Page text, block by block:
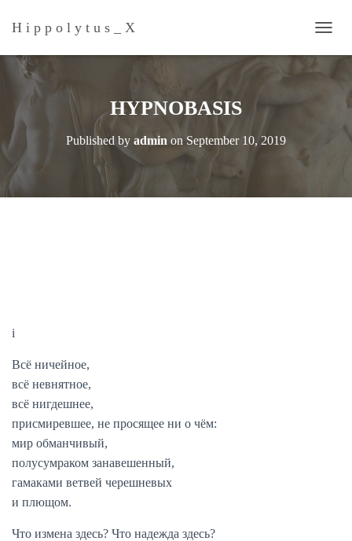
H i p p o l y t u s _ Х
O
HYPNOBASIS
Published by admin onSeptember 10, 2019
i
Всё ничейное,
всё невнятное,
всё нигдешнее,
присмиревшее, не просящее ни о чём:
мир обманчивый,
полусумраком занавешенный,
гамаками ветвей черешневых
и плющом.
Что измена здесь? Что надежда здесь?